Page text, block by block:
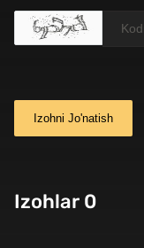
Izohni Jo'natish
Izohlar 0